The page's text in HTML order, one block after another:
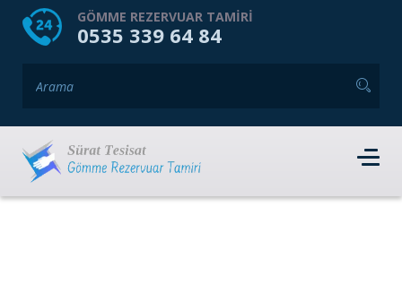
HOME HAKKIMIZDA
GÖMME REZERVUAR TAMIRI
0535 339 64 84